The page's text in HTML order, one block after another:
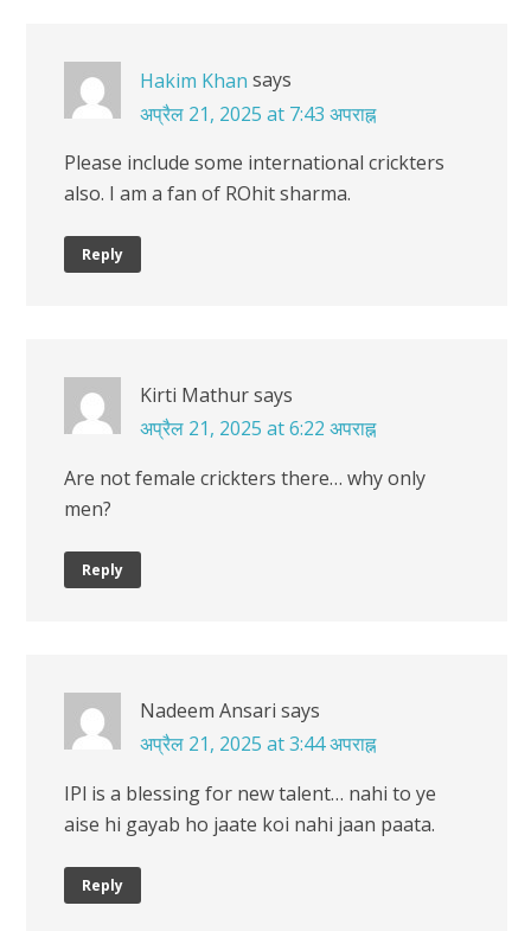
Hakim Khan says
अप्रैल 21, 2025 at 7:43 अपराह्न
Please include some international crickters
also. I am a fan of ROhit sharma.
Reply
Kirti Mathursays
अप्रैल 21, 2025 at 6:22 अपराह्न
Are not female crickters there… why only
men?
Reply
Nadeem Ansari says
अप्रैल 21, 2025 at 3:44 अपराह्न
IPl is a blessing for new talent… nahi to ye
aise hi gayab ho jaate koi nahi jaan paata.
Reply